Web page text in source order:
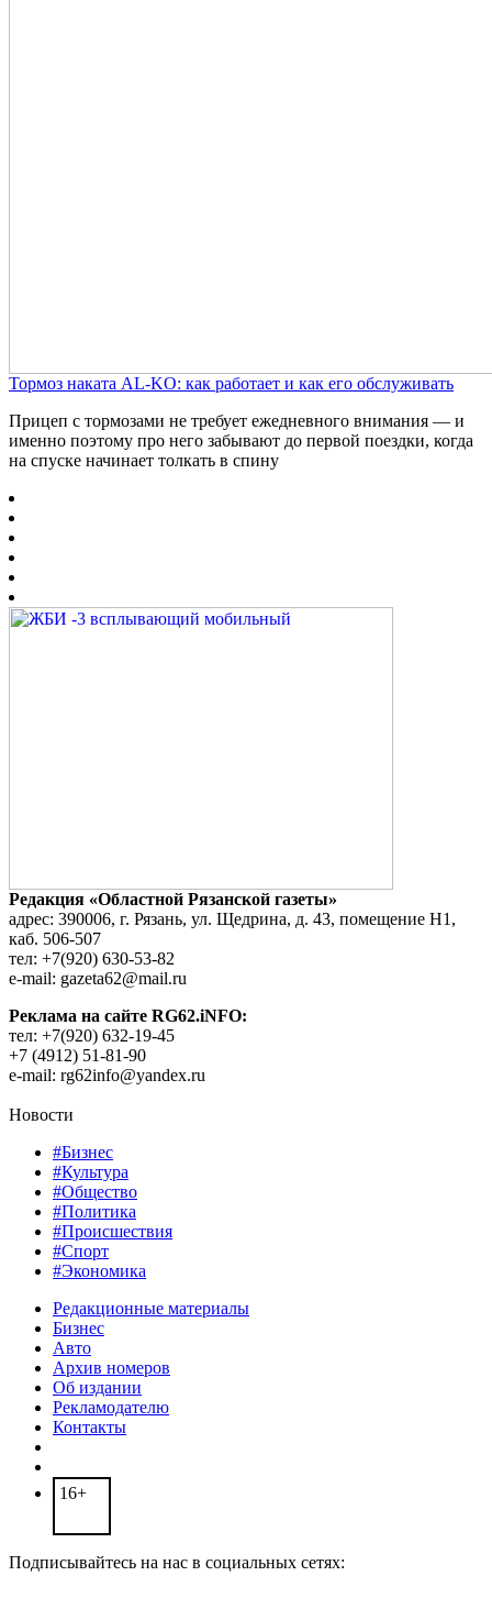
Тормоз наката AL-KO: как работает и как его обслуживать
Прицеп с тормозами не требует ежедневного внимания — и
именно поэтому про него забывают до первой поездки, когда
на спуске начинает толкать в спину
Редакция «Областной Рязанской газеты»
адрес: 390006, г. Рязань, ул. Щедрина, д. 43, помещение Н1,
каб. 506-507
тел: +7(920) 630-53-82
e-mail: gazeta62@mail.ru
Реклама на сайте RG62.iNFO:
тел: +7(920) 632-19-45
+7 (4912) 51-81-90
e-mail: rg62info@yandex.ru
Новости
#Бизнес
#Культура
#Общество
#Политика
#Происшествия
#Спорт
#Экономика
Редакционные материалы
Бизнес
Авто
Архив номеров
Об издании
Рекламодателю
Контакты
16+
Подписывайтесь на нас в социальных сетях: